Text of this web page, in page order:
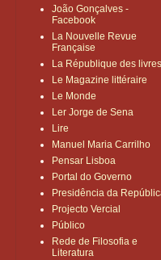
João Gonçalves -
Facebook
La Nouvelle Revue
Française
La République des livres
Le Magazine littéraire
Le Monde
Ler Jorge de Sena
Lire
Manuel Maria Carrilho
Pensar Lisboa
Portal do Governo
Presidência da
Projecto Vercial
Público
Rede de Filosofia e
Literatura